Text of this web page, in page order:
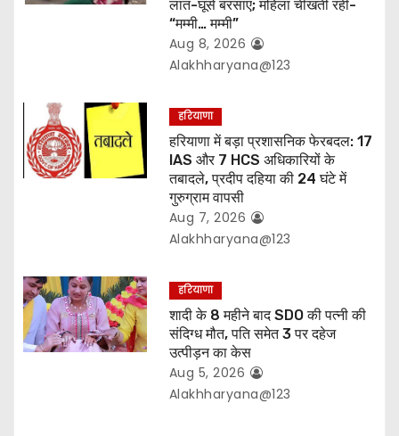
लात-घूंसे बरसाए; महिला चीखती रही-
“मम्मी… मम्मी”
Aug 8, 2026
Alakhharyana@123
हरियाणा
हरियाणा में बड़ा प्रशासनिक फेरबदल: 17
IAS और 7 HCS अधिकारियों के
तबादले, प्रदीप दहिया की 24 घंटे में
गुरुग्राम वापसी
Aug 7, 2026
Alakhharyana@123
हरियाणा
शादी के 8 महीने बाद SDO की पत्नी की
संदिग्ध मौत, पति समेत 3 पर दहेज
उत्पीड़न का केस
Aug 5, 2026
Alakhharyana@123